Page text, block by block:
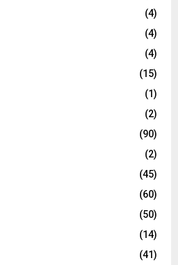
(4)
(4)
(4)
(15)
(1)
(2)
(90)
(2)
(45)
(60)
(50)
(14)
(41)